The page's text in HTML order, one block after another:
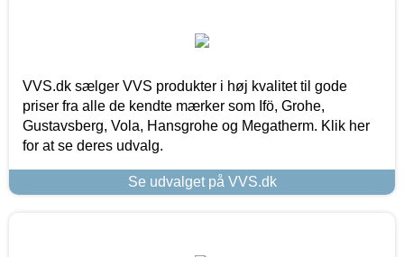
VVS.dk sælger VVS produkter i høj kvalitet til gode
priser fra alle de kendte mærker som Ifö, Grohe,
Gustavsberg, Vola, Hansgrohe og Megatherm. Klik her
for at se deres udvalg.
Se udvalget på VVS.dk